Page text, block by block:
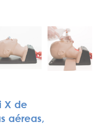
X de
aéreas,